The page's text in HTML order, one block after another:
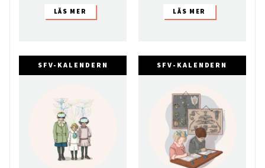
SFV-KALENDERN SFV-KALENDERN